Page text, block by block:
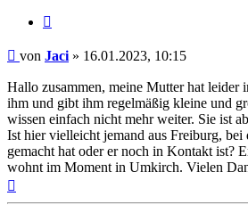
Beitrag
von Jaci » 16.01.2023, 10:15
Hallo zusammen, meine Mutter hat leider
ihm und gibt ihm regelmäßig kleine und
wissen einfach nicht mehr weiter. Sie ist
Ist hier vielleicht jemand aus Freiburg, bei
gemacht hat oder er noch in Kontakt ist?
wohnt im Moment in Umkirch. Vielen